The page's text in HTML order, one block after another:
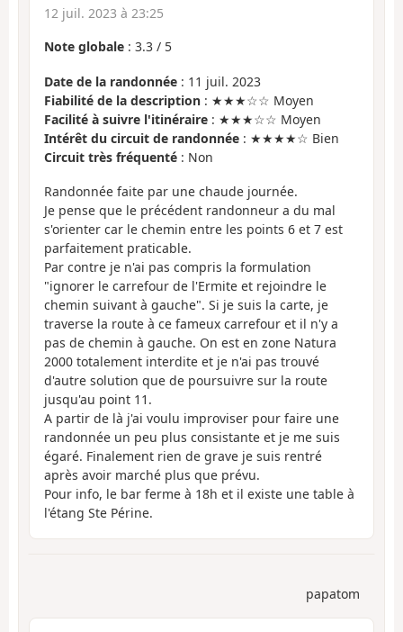
12 juil. 2023 à 23:25
Note globale : 3.3 / 5
Date de la randonnée : 11 juil. 2023
Fiabilité de la description : ★★★☆☆ Moyen
Facilité à suivre l'itinéraire : ★★★☆☆ Moyen
Intérêt du circuit de randonnée : ★★★★☆ Bien
Circuit très fréquenté : Non
Randonnée faite par une chaude journée.
Je pense que le précédent randonneur a du mal
s'orienter car le chemin entre les points 6 et 7 est
parfaitement praticable.
Par contre je n'ai pas compris la formulation
"ignorer le carrefour de l'Ermite et rejoindre le
chemin suivant à gauche". Si je suis la carte, je
traverse la route à ce fameux carrefour et il n'y a
pas de chemin à gauche. On est en zone Natura
2000 totalement interdite et je n'ai pas trouvé
d'autre solution que de poursuivre sur la route
jusqu'au point 11.
A partir de là j'ai voulu improviser pour faire une
randonnée un peu plus consistante et je me suis
égaré. Finalement rien de grave je suis rentré
après avoir marché plus que prévu.
Pour info, le bar ferme à 18h et il existe une table à
l'étang Ste Périne.
papatom